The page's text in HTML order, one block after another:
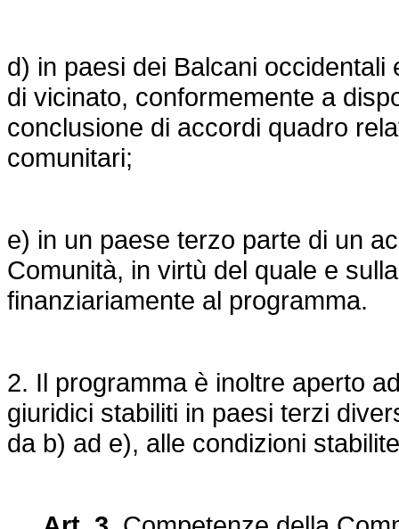
d) in paesi dei Balcani
di vicinato, conformemente a
conclusione di accordi quadro
comunitari;
e) in un paese terzo parte di un
Comunità, in virtù del quale e
finanziariamente al programma.
2. Il programma è inoltre aperto
giuridici stabiliti in paesi terzi
da b) ad e), alle condizioni